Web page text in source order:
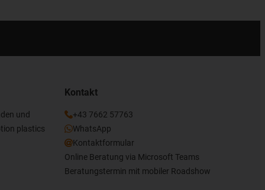
und
plastics
Kontakt
+43 7662 57763
WhatsApp
Kontaktformular
Online Beratung via Microsoft Teams
Beratungstermin mit mobiler Roadshow